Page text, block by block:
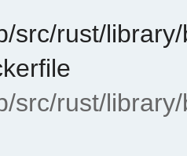
src/rust/
src/rust/